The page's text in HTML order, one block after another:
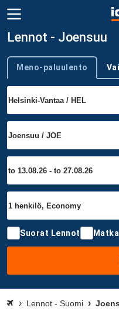
Lennot - Joensuu
Trip type
Meno-paluulento
Suorat Lennot
Lennot - Suomi